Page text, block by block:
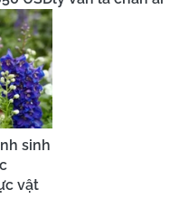
sinh
vật